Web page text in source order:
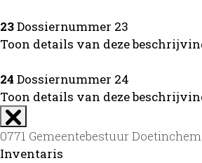
23Dossiernummer 23
Toon details van deze
24 Dossiernummer 24
Toon details van deze
0771 Gemeentebestuur
Inventaris